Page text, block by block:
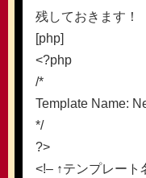
残しておきます！
[php]
<?php
/*
Template Name:
*/
?>
<!– ↑テンプレート